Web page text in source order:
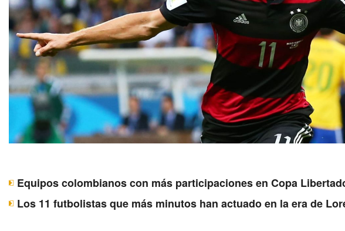
Equipos colombianos con más participaciones en Copa
Los 11 futbolistas que más minutos han actuado en la era de